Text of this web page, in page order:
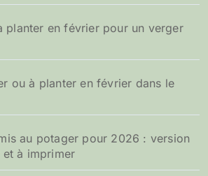
planter en février pour un verger
ou à planter en février dans le
au potager pour 2026 : version
et à imprimer